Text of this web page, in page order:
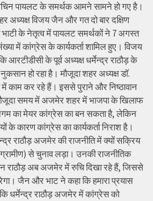
पायलट के समर्थक आमने सामने हो गए है।
अध्यक्ष विजय जैन और गत दो बार दक्षिण
के नेतृत्व में पायलट समर्थकों ने 7 अगस्त
में कांग्रेस के कार्यकर्ता शामिल हुए। विजय
के पूर्व अध्यक्ष धर्मेन्द्र राठौड़ के
हो रहा है। मौजूदा शहर अध्यक्ष डॉ.
काम कर रहे हैं। इससे पुराने और निष्ठावान
मौजूदा समय में अजमेर शहर में भाजपा के खिलाफ
का मेयर कांग्रेस का बन सकता है, लेकिन
के कारण कांग्रेस का कार्यकर्ता निराश है।
राठौड़ अजमेर की राजनीति में क्यों सक्रिय
ग्रामीण) से चुनाव लड़ा। उनकी राजनीतिक
राठौड़ अब अजमेर में रुचि दिखा रहे हैं, जिससे
जैन और भाट ने कहा कि हमारा प्रयास
राठौड़ अजमेर में कांग्रेस को